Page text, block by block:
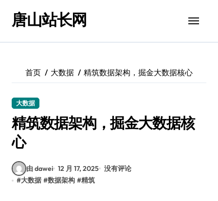
唐山站长网
首页 大数据 精筑数据架构，掘金大数据核心
大数据
精筑数据架构，掘金大数据核
心
由 dawei 12 月 17, 2025 没有评论
#大数据 #数据架构 #精筑